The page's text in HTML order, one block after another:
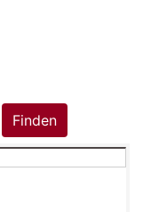
Finden